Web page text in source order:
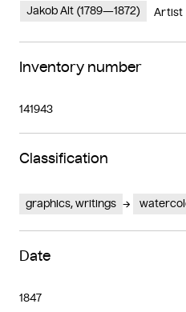
Jakob Alt (1789—1872)
Artist
Inventory number
141943
Classification
graphics, writings
Date
1847